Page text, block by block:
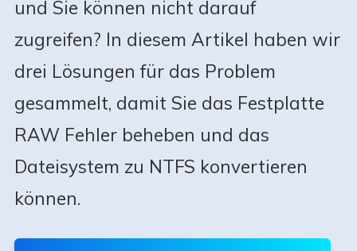
und Sie können nicht darauf
zugreifen? In diesem Artikel haben wir
drei Lösungen für das Problem
gesammelt, damit Sie das Festplatte
RAW Fehler beheben und das
Dateisystem zu NTFS konvertieren
können.